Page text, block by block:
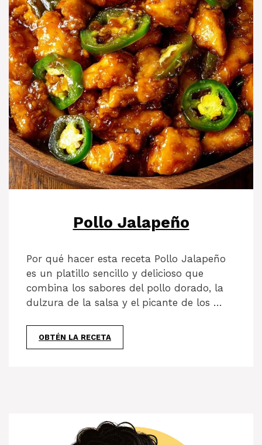
Pollo Jalapeño
Por qué hacer esta receta Pollo Jalapeño
es un platillo sencillo y delicioso que
combina los sabores del pollo dorado, la
dulzura de la salsa y el picante de los …
OBTÉN LA RECETA